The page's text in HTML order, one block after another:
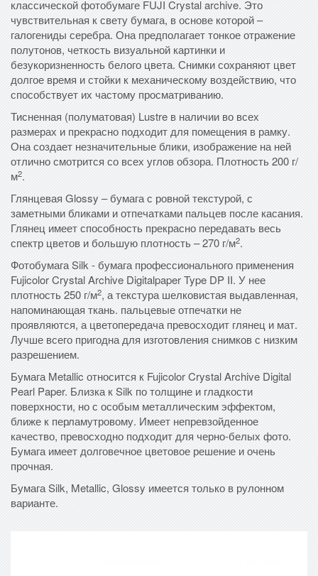
классической фотобумаге FUJI Crystal archive. Это
чувствительная к свету бумага, в основе которой –
галогениды серебра. Она предполагает тонкое отражение
полутонов, четкость визуальной картинки и
безукоризненность белого цвета. Снимки сохраняют цвет
долгое время и стойки к механическому воздействию, что
способствует их частому просматриванию.
Тисненная (полуматовая) Lustre в наличии во всех
размерах и прекрасно подходит для помещения в рамку.
Она создает незначительные блики, изображение на ней
отлично смотрится со всех углов обзора. Плотность 200 г/
м2.
Глянцевая Glossy – бумага с ровной текстурой, с
заметными бликами и отпечатками пальцев после касания.
Глянец имеет способность прекрасно передавать весь
спектр цветов и большую плотность – 270 г/м2.
Фотобумага Silk - бумага профессионального применения
Fujicolor Crystal Archive Digitalpaper Type DP II. У нее
плотность 250 г/м2, а текстура шелковистая выдавленная,
напоминающая ткань. пальцевые отпечатки не
проявляются, а цветопередача превосходит глянец и мат.
Лучше всего пригодна для изготовления снимков с низким
разрешением.
Бумага Metallic относится к Fujicolor Crystal Archive Digital
Pearl Paper. Близка к Silk по толщине и гладкости
поверхности, но с особым металлическим эффектом,
ближе к перламутровому. Имеет непревзойденное
качество, превосходно подходит для черно-белых фото.
Бумага имеет долговечное цветовое решение и очень
прочная.
Бумага Silk, Metallic, Glossy имеется только в рулонном
варианте.